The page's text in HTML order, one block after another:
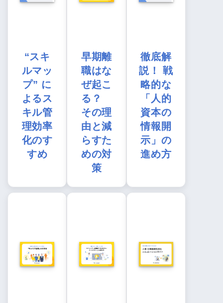
“スキ
ルマッ
プ” に
よるス
キル管
理効率
化のす
すめ
早期離
職はな
ぜ起こ
る？
その理
由と減
らすた
めの対
策
徹底解
説！ 戦
略的な
「人的
資本の
情報開
示」の
進め方